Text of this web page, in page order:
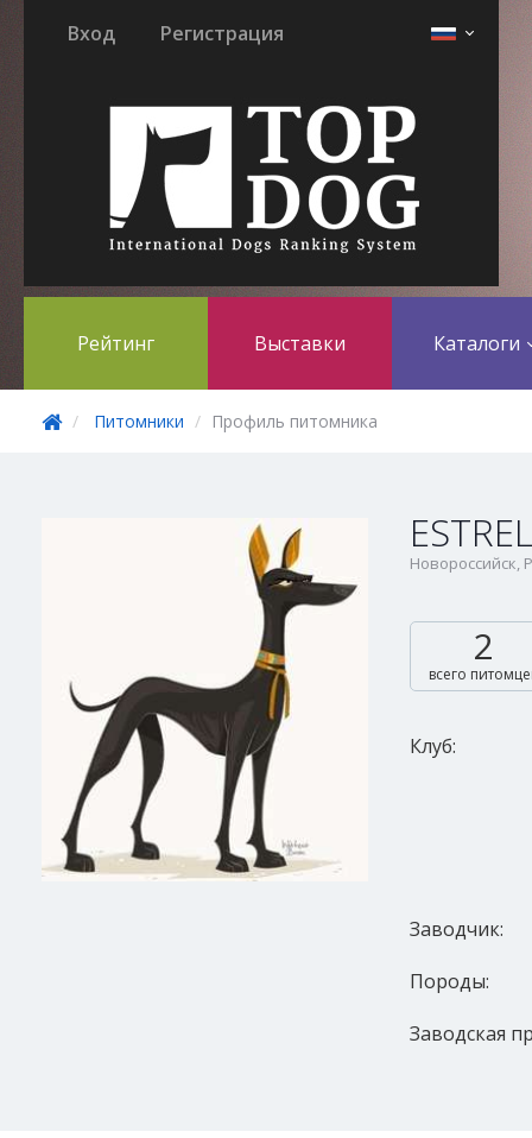
Вход Регистрация
Рейтинг Выставки Каталоги
Питомники Профиль питомника
Новороссийск,
2
всего
Клуб:
Заводчик:
Породы:
Заводская